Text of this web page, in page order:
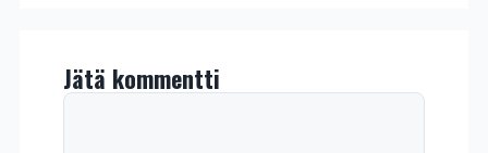
Jätä kommentti
Kommentti